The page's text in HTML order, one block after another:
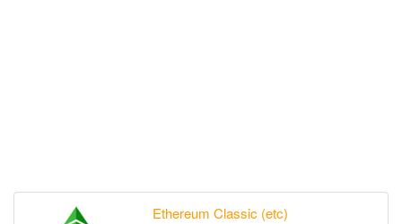
Ethereum Classic (etc)